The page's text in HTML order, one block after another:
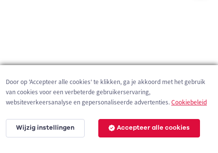
1 km
Door op 'Accepteer alle cookies' te klikken, ga je akkoord met het gebruik
van cookies voor een verbeterde gebruikerservaring,
websiteverkeersanalyse en gepersonaliseerde advertenties.Cookiebeleid
Wijzig instellingen Accepteer alle cookies